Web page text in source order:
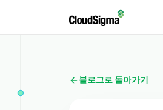
블로그로 돌아가기